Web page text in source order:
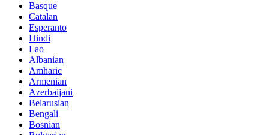
Basque
Catalan
Esperanto
Hindi
Lao
Albanian
Amharic
Armenian
Azerbaijani
Belarusian
Bengali
Bosnian